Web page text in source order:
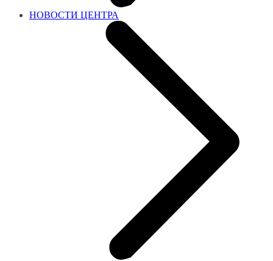
НОВОСТИ ЦЕНТРА